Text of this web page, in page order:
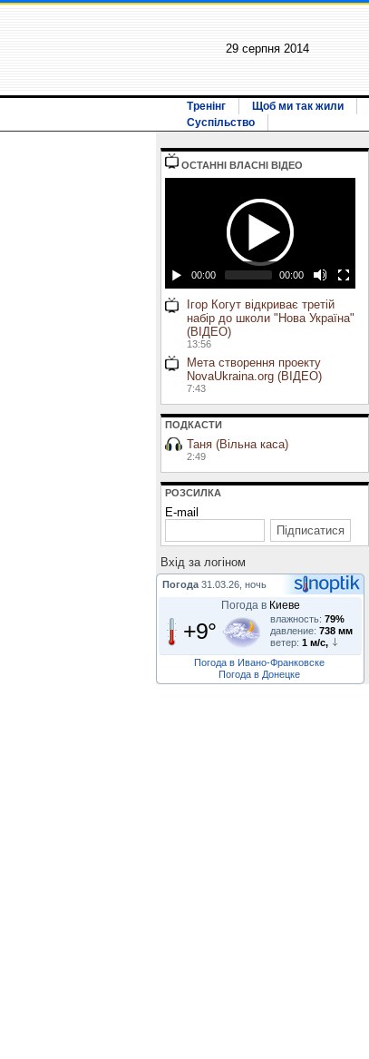
29 серпня 2014
Тренінг Щоб ми так жили
Суспільство
ОСТАННI ВЛАСНI ВIДЕО
00:00 00:00
Ігор Когут відкриває третій
набір до школи "Нова Україна"
(ВІДЕО)
13:56
Мета створення проекту
NovaUkraina.org (ВІДЕО)
7:43
ПОДКАСТИ
Таня (Вільна каса)
2:49
РОЗСИЛКА
E-mail
Вхiд за логiном
Погода 31.03.26, ночь
Погода в Киеве
+9° влажность: 79%
давление: 738 мм
ветер: 1 м/с,
Погода в Ивано-Франковске
Погода в Донецке